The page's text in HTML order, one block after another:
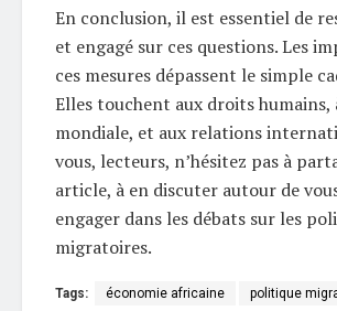
En conclusion, il est essentiel de
et engagé sur ces questions. Les
ces mesures dépassent le simple
Elles touchent aux droits humains,
mondiale, et aux relations
vous, lecteurs, n’hésitez pas à
article, à en discuter autour de
engager dans les débats sur les
migratoires.
Tags: économie africaine politique